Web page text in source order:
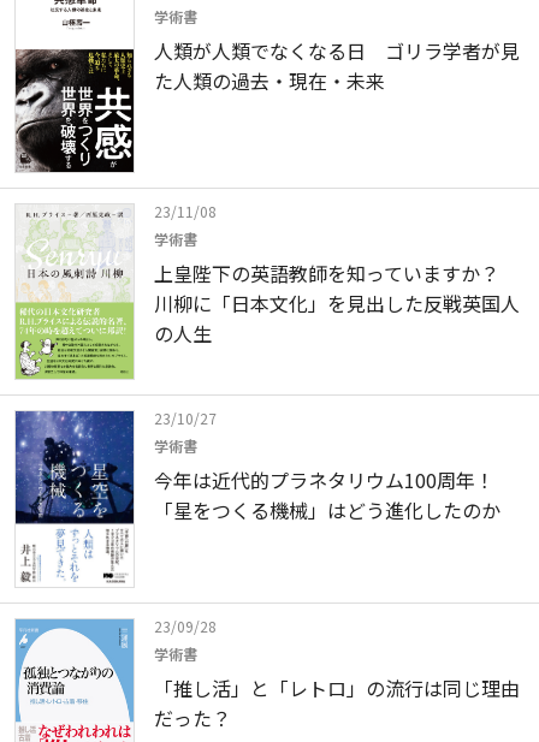
学術書
人類が人類でなくなる日 ゴリラ学者が見
た人類の過去・現在・未来
23/11/08
学術書
上皇陛下の英語教師を知っていますか？
川柳に「日本文化」を見出した反戦英国人
の人生
23/10/27
学術書
今年は近代的プラネタリウム100周年！
「星をつくる機械」はどう進化したのか
23/09/28
学術書
「推し活」と「レトロ」の流行は同じ理由
だった？